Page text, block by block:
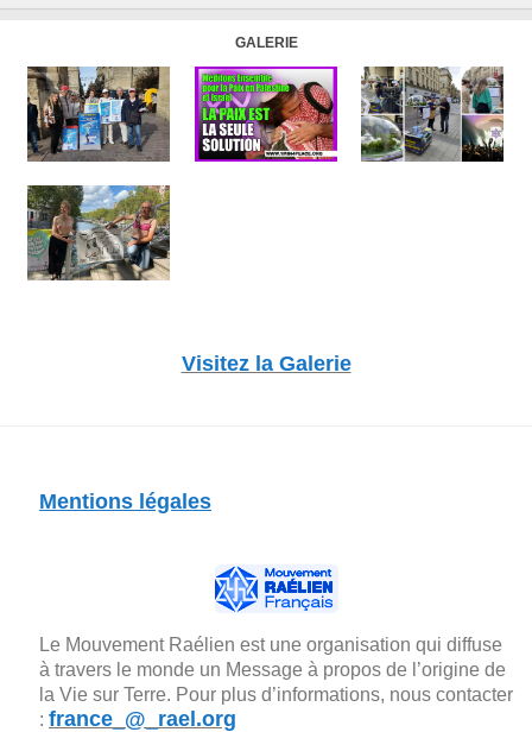
GALERIE
Visitez la Galerie
Mentions légales
Le Mouvement Raélien est une organisation qui diffuse
à travers le monde un Message à propos de l’origine de
la Vie sur Terre. Pour plus d’informations, nous contacter
: france_@_rael.org